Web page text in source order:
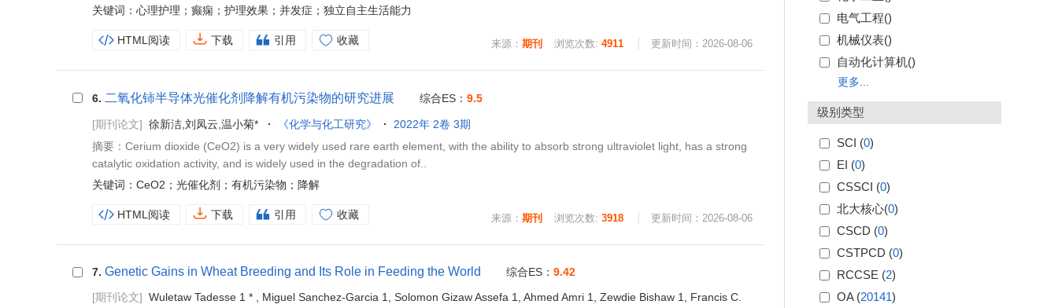
电气工程()
机械仪表()
自动化计算机()
更多...
级别类型
SCI (0)
EI (0)
CSSCI (0)
北大核心(0)
CSCD (0)
CSTPCD (0)
RCCSE (2)
OA (20141)
关键词：心理护理；癫痫；护理效果；并发症；独立自主生活能力
来源： 期刊 浏览次数: 4911 更新时间：2026-08-06
HTML阅读 下载 引用 收藏
6. 二氧化铈半导体光催化剂降解有机污染物的研究进展 综合ES： 9.5
[期刊论文] 徐新洁,刘凤云,温小菊* 《化学与化工研究》
2022年 2卷 3期
摘要：Cerium dioxide (CeO2) is a very widely used rare earth element, with the ability to absorb strong ultraviolet light, has a strong
catalytic oxidation activity, and is widely used in the degradation of..
关键词：CeO2；光催化剂；有机污染物；降解
来源： 期刊 浏览次数: 3918 更新时间：2026-08-06
HTML阅读 下载 引用 收藏
7. Genetic Gains in Wheat Breeding and Its Role in Feeding the World 综合ES： 9.42
[期刊论文] Wuletaw Tadesse 1 * , Miguel Sanchez-Garcia 1, Solomon Gizaw Assefa 1, Ahmed Amri 1, Zewdie Bishaw 1, Francis C.